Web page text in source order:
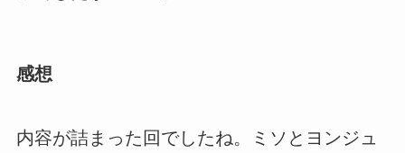
感想
内容が詰まった回でしたね。ミソとヨンジュ